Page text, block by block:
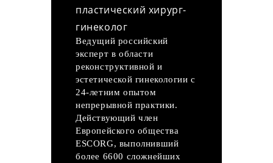
пластический хирург-
гинеколог
Ведущий российский
эксперт в области
реконструктивной и
эстетической гинекологии с
24-летним опытом
непрерывной практики.
Действующий член
Европейского общества
ESCORG, выполнивший
более 6600 сложнейших